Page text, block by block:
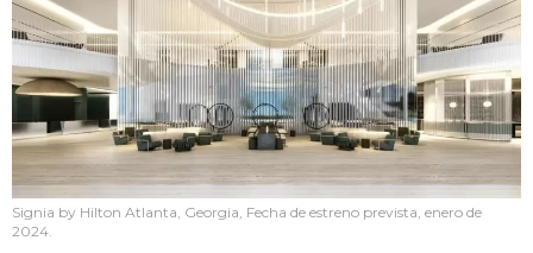
Signia by Hilton Atlanta, Georgia, Fecha de estreno prevista, enero de
2024.